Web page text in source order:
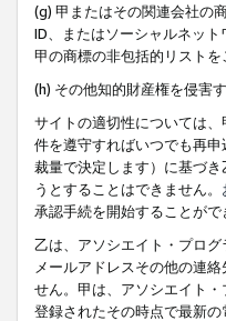
(g) 甲またはその関連会社の
ID、またはソーシャルネッ
甲の商標の非包括的リストを
(h) その他知的財産権を侵害
サイトの適切性については
件を遵守すればいつでも再
裁量で決定します）に基づ
うとすることはできません。
承認手続を開始することがで
乙は、アソシエイト・プロ
メールアドレスその他の連
せん。甲は、アソシエイト
登録されたその時点で最新